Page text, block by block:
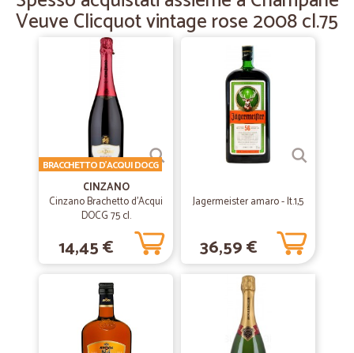
Veuve Clicquot vintage rose 2008 cl.75
CINZANO
Cinzano Brachetto d'Acqui
DOCG 75 cl.
BRACCHETTO D'ACQUI DOCG
14,45 €
Jagermeister amaro - lt.1,5
36,59 €